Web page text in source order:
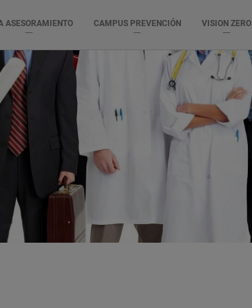
ASESORAMIENTO CAMPUS PREVENCIÓN VISION ZERO